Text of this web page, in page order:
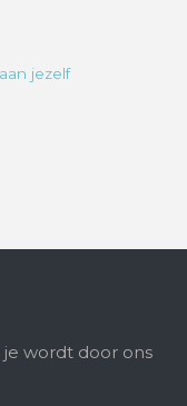
jezelf
wordt door ons